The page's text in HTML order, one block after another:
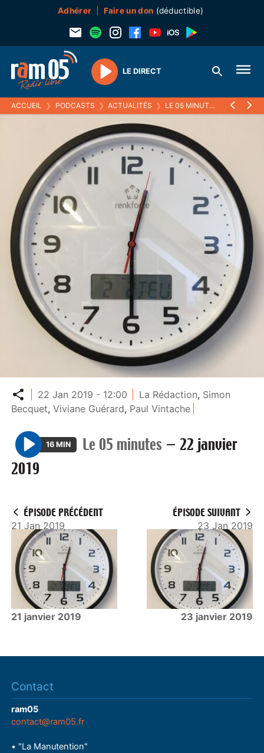
Adhérer Faire un don (déductible)
Play
LE DIRECT
ACCUEIL ❯ PODCASTS ❯ ACTUALITÉS ❯ LE 05 MINUTES 22
Partager
22 Jan 2019 - 12:00 La Rédaction, Simon
Becquet,Viviane Guérard, Paul Vintache
P
l
16 MIN Le 05 minutes — 22 janvier
2019
ÉPISODE PRÉCÉDENT
21 Jan 2019
21 janvier 2019
ÉPISODE SUIVANT
23 Jan 2019
23 janvier 2019
Contact
ram05
contact@ram05.fr
• "La Manutention"